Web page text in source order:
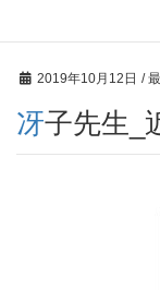
2019年10月12日 /
冴子先生